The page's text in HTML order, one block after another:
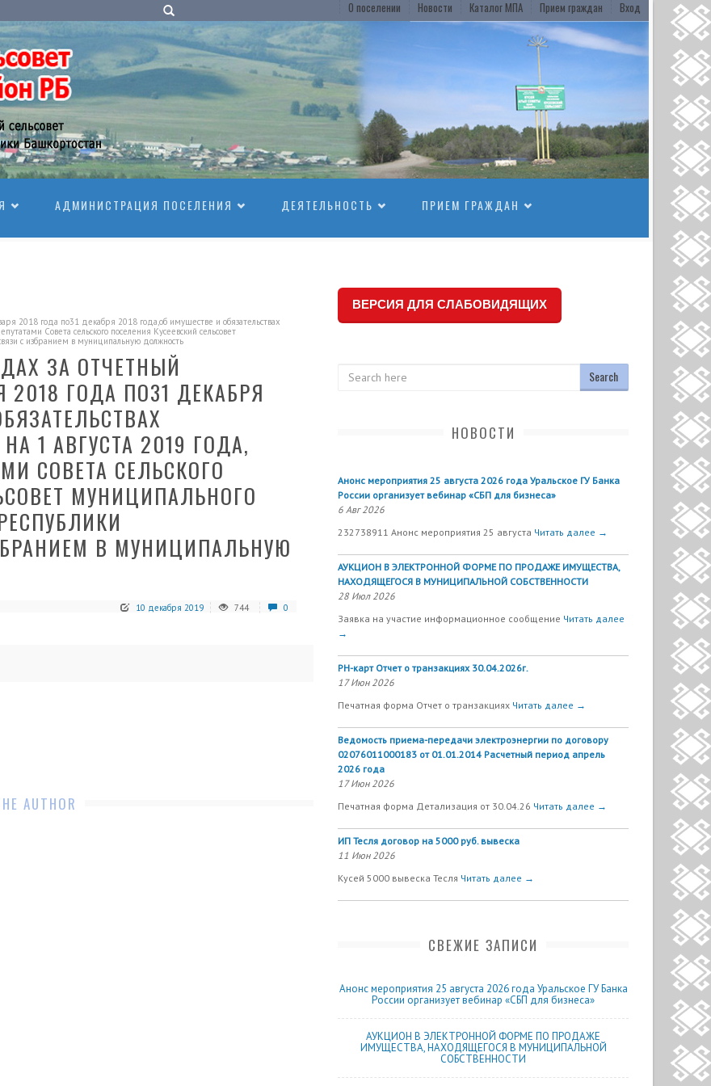
О поселении Новости Каталог МПА Прием граждан Вход
АДМИНИСТРАЦИЯ ПОСЕЛЕНИЯ ДЕЯТЕЛЬНОСТЬ ПРИЕМ ГРАЖДАН
2018 года по31 декабря 2018 года,об имуществе и обязательствах
Совета сельского поселения Кусеевский сельсовет
с избранием в муниципальную должность
ЗА ОТЧЕТНЫЙ
ГОДА ПО31 ДЕКАБРЯ
1 АВГУСТА 2019 ГОДА,
СОВЕТА СЕЛЬСКОГО
МУНИЦИПАЛЬНОГО
В МУНИЦИПАЛЬНУЮ
10 декабря 2019 744 0
AUTHOR
ВЕРСИЯ ДЛЯ СЛАБОВИДЯЩИХ
НОВОСТИ
Анонс мероприятия 25 августа 2026 года Уральское ГУ Банка
России организует вебинар «СБП для бизнеса»
6 Авг 2026
232738911 Анонс мероприятия 25 августа Читать далее →
АУКЦИОН В ЭЛЕКТРОННОЙ ФОРМЕ ПО ПРОДАЖЕ ИМУЩЕСТВА,
НАХОДЯЩЕГОСЯ В МУНИЦИПАЛЬНОЙ СОБСТВЕННОСТИ
28 Июл 2026
Заявка на участие информационное сообщение Читать далее
→
РН-карт Отчет о транзакциях 30.04.2026г.
17 Июн 2026
Печатная форма Отчет о транзакциях Читать далее →
Ведомость приема-передачи электроэнергии по договору
02076011000183 от 01.01.2014 Расчетный период апрель
2026 года
17 Июн 2026
Печатная форма Детализация от 30.04.26 Читать далее →
ИП Тесля договор на 5000 руб. вывеска
11 Июн 2026
Кусей 5000 вывеска Тесля Читать далее →
СВЕЖИЕ ЗАПИСИ
Анонс мероприятия 25 августа 2026 года Уральское ГУ Банка
России организует вебинар «СБП для бизнеса»
АУКЦИОН В ЭЛЕКТРОННОЙ ФОРМЕ ПО ПРОДАЖЕ
ИМУЩЕСТВА, НАХОДЯЩЕГОСЯ В МУНИЦИПАЛЬНОЙ
СОБСТВЕННОСТИ